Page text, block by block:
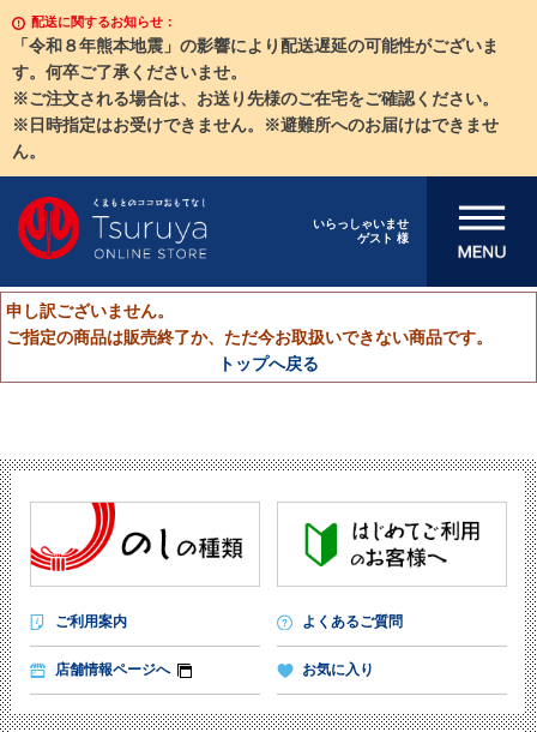
配送に関するお知らせ：
「令和８年熊本地震」の影響により配送遅延の可能性がございま
す。何卒ご了承くださいませ。
※ご注文される場合は、お送り先様のご在宅をご確認ください。
※日時指定はお受けできません。※避難所へのお届けはできませ
ん。
いらっしゃいませ
ゲスト 様
メニューを開
申し訳ございません。
ご指定の商品は販売終了か、ただ今お取扱いできない商品です。
トップへ戻る
ご利用案内 よくあるご質問
店舗情報ページへ お気に入り